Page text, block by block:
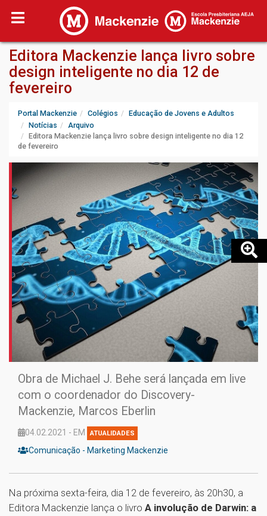
Editora Mackenzie lança livro sobre
design inteligente no dia 12 de
fevereiro
Portal Mackenzie Colégios
Educação de Jovens e Adultos
Notícias
Arquivo
Editora Mackenzie lança livro sobre design inteligente no dia 12
de fevereiro
Obra de Michael J. Behe será lançada em live
com o coordenador do Discovery-
Mackenzie, Marcos Eberlin
04.02.2021 - EM ATUALIDADES
Comunicação - Marketing Mackenzie
Na próxima sexta-feira, dia 12 de fevereiro, às 20h30, a
Editora Mackenzie lança o livro A involução de Darwin: a